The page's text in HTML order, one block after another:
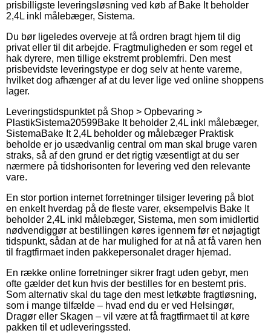
prisbilligste leveringsløsning ved køb af Bake It beholder
2,4L inkl målebæger, Sistema.
Du bør ligeledes overveje at få ordren bragt hjem til dig
privat eller til dit arbejde. Fragtmuligheden er som regel et
hak dyrere, men tillige ekstremt problemfri. Den mest
prisbevidste leveringstype er dog selv at hente varerne,
hvilket dog afhænger af at du lever lige ved online shoppens
lager.
Leveringstidspunktet på Shop > Opbevaring >
PlastikSistema20599Bake It beholder 2,4L inkl målebæger,
SistemaBake It 2,4L beholder og målebæger Praktisk
beholde er jo usædvanlig central om man skal bruge varen
straks, så af den grund er det rigtig væsentligt at du ser
nærmere på tidshorisonten for levering ved den relevante
vare.
En stor portion internet forretninger tilsiger levering på blot
en enkelt hverdag på de fleste varer, eksempelvis Bake It
beholder 2,4L inkl målebæger, Sistema, men som imidlertid
nødvendiggør at bestillingen køres igennem før et nøjagtigt
tidspunkt, sådan at de har mulighed for at nå at få varen hen
til fragtfirmaet inden pakkepersonalet drager hjemad.
En række online forretninger sikrer fragt uden gebyr, men
ofte gælder det kun hvis der bestilles for en bestemt pris.
Som alternativ skal du tage den mest letkøbte fragtløsning,
som i mange tilfælde – hvad end du er ved Helsingør,
Dragør eller Skagen – vil være at få fragtfirmaet til at køre
pakken til et udleveringssted.